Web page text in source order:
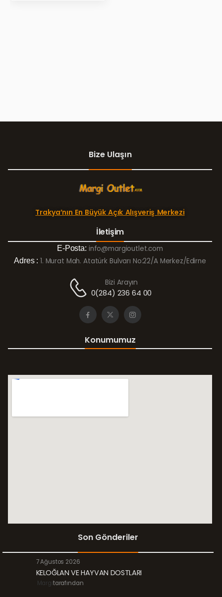
Bize Ulaşın
Trakya’nın En Büyük Açık Alışveriş Merkezi
İletişim
E-Posta: info@margioutlet.com
Adres : 1. Murat Mah. Atatürk Bulvarı No:22/A Merkez/Edirne
Bizi Arayın
0(284) 236 64 00
Konumumuz
Son Gönderiler
7 Ağustos 2026
KELOĞLAN VE HAYVAN DOSTLARI
Margitarafından